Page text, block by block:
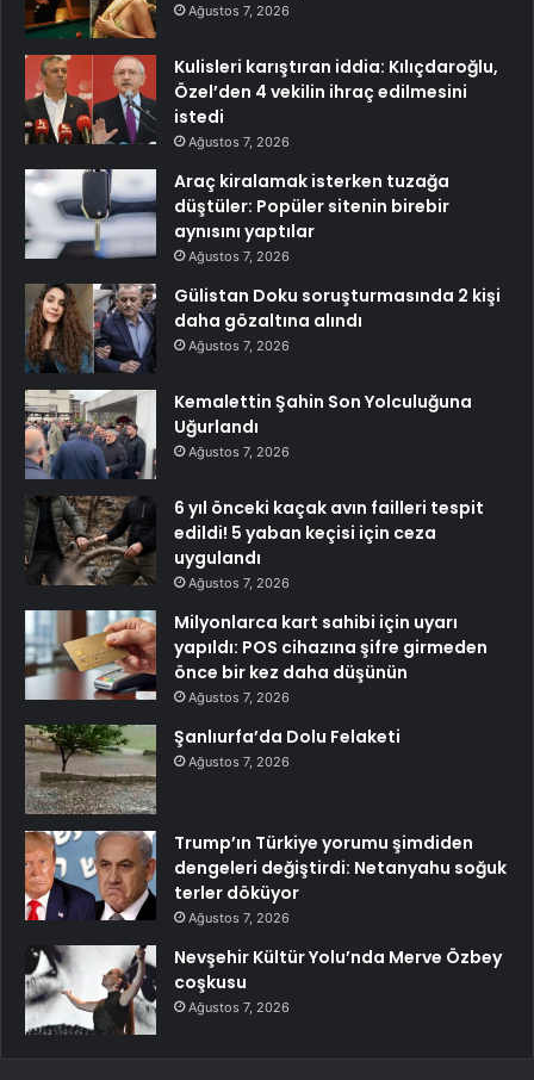
Ağustos 7, 2026
Kulisleri karıştıran iddia: Kılıçdaroğlu,
Özel’den 4 vekilin ihraç edilmesini
istedi
Ağustos 7, 2026
Araç kiralamak isterken tuzağa
düştüler: Popüler sitenin birebir
aynısını yaptılar
Ağustos 7, 2026
Gülistan Doku soruşturmasında 2 kişi
daha gözaltına alındı
Ağustos 7, 2026
Kemalettin Şahin Son Yolculuğuna
Uğurlandı
Ağustos 7, 2026
6 yıl önceki kaçak avın failleri tespit
edildi! 5 yaban keçisi için ceza
uygulandı
Ağustos 7, 2026
Milyonlarca kart sahibi için uyarı
yapıldı: POS cihazına şifre girmeden
önce bir kez daha düşünün
Ağustos 7, 2026
Şanlıurfa’da Dolu Felaketi
Ağustos 7, 2026
Trump’ın Türkiye yorumu şimdiden
dengeleri değiştirdi: Netanyahu soğuk
terler döküyor
Ağustos 7, 2026
Nevşehir Kültür Yolu’nda Merve Özbey
coşkusu
Ağustos 7, 2026